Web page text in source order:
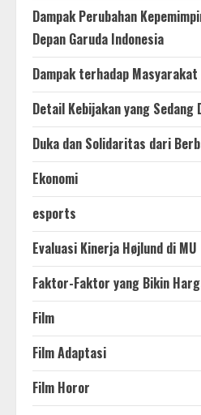
Dampak Perubahan
Depan Garuda Indonesia
Dampak terhadap
Detail Kebijakan yang Sedang
Duka dan Solidaritas dari
Ekonomi
esports
Evaluasi Kinerja Højlund di MU
Faktor-Faktor yang Bikin
Film
Film Adaptasi
Film Horor